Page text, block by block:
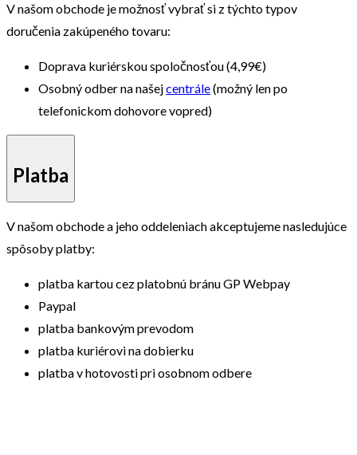
V našom obchode je možnosť vybrať si z týchto typov
doručenia zakúpeného tovaru:
Doprava kuriérskou spoločnosťou (4,99€)
Osobný odber na našejcentrále(možný len po
telefonickom dohovore vopred)
Platba
V našom obchode a jeho oddeleniach akceptujeme nasledujúce
spôsoby platby:
platba kartou cez platobnú bránu GP Webpay
Paypal
platba bankovým prevodom
platba kuriérovi na dobierku
platba v hotovosti pri osobnom odbere